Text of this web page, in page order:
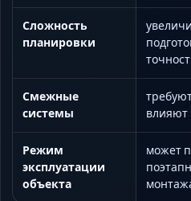
Сложность
планировки
Смежные
системы
влияют
Режим
эксплуатации
объекта
может